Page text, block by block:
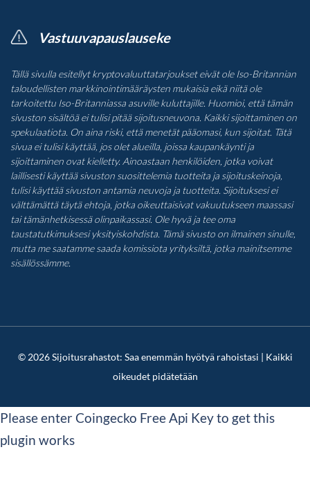
Vastuuvapauslauseke
Tällä sivulla esitellyt kryptovaluuttatarjoukset eivät ole Iso-Britannian
taloudellisten markkinointimääräysten mukaisia eikä niitä ole
tarkoitettu Iso-Britanniassa asuville kuluttajille. Huomioi, että tämän
sivuston sisältöä ei tulisi pitää sijoitusneuvona. Kaikki sijoittaminen on
spekulaatiota. On aina riski, että menetät pääomasi, kun sijoitat. Tätä
sivua ei tulisi käyttää, jos olet alueilla, joissa kaupankäynti ja
sijoittaminen ovat kielletty. Ainoastaan henkilöiden, jotka voivat
laillisesti käyttää sivuston suosittelemia tuotteita ja sijoituskeinoja,
tulisi käyttää sivuston antamia neuvoja ja tuotteita. Sijoituksesi ei
välttämättä täytä ehtoja, jotka oikeuttaisivat vakuutukseen maassasi
tai tämänhetkisessä olinpaikassasi. Ole hyvä ja tee oma
taustatutkimuksesi yksityiskohdista. Tämä sivusto on ilmainen sinulle,
mutta me saatamme saada komissiota yrityksiltä, jotka mainitsemme
sisällössämme.
© 2026 Sijoitusrahastot: Saa enemmän hyötyä rahoistasi | Kaikki
oikeudet pidätetään
Please enter Coingecko Free Api Key to get this
plugin works